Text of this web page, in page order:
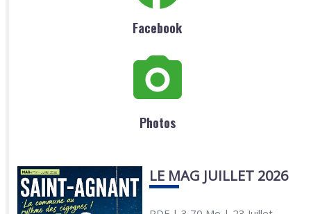
Facebook
Photos
LE MAG JUILLET 2026